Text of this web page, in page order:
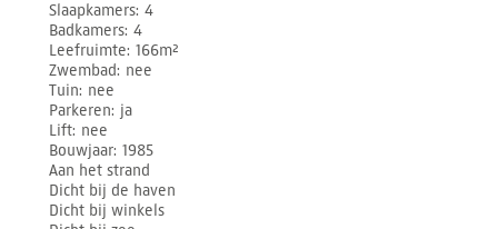
Slaapkamers 4
Badkamers 4
Leefruimte 166m²
Zwembad nee
Tuin nee
Parkeren ja
Lift nee
Bouwjaar 1985
Aan het strand
Dicht bij de haven
Dicht bij winkels